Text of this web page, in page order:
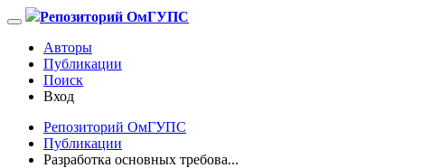
Репозиторий ОмГУПС
Авторы
Публикации
Поиск
Вход
Репозиторий ОмГУПС
Публикации
Разработка основных требова...